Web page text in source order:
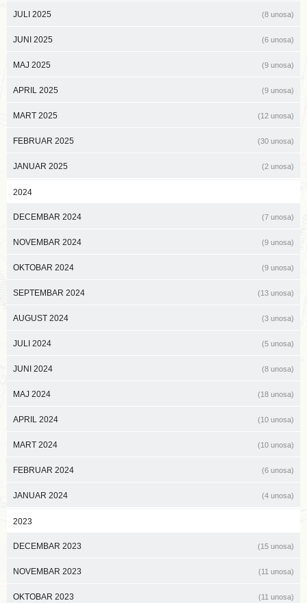
JULI 2025 (8 unosa)
JUNI 2025 (6 unosa)
MAJ 2025 (9 unosa)
APRIL 2025 (9 unosa)
MART 2025 (12 unosa)
FEBRUAR 2025 (30 unosa)
JANUAR 2025 (2 unosa)
2024
DECEMBAR 2024 (7 unosa)
NOVEMBAR 2024 (9 unosa)
OKTOBAR 2024 (9 unosa)
SEPTEMBAR 2024 (13 unosa)
AUGUST 2024 (3 unosa)
JULI 2024 (5 unosa)
JUNI 2024 (8 unosa)
MAJ 2024 (18 unosa)
APRIL 2024 (10 unosa)
MART 2024 (10 unosa)
FEBRUAR 2024 (6 unosa)
JANUAR 2024 (4 unosa)
2023
DECEMBAR 2023 (15 unosa)
NOVEMBAR 2023 (11 unosa)
OKTOBAR 2023 (11 unosa)